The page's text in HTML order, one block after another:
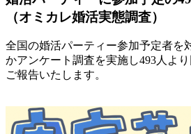
（オミカレ婚活実態調査）
全国の婚活パーティー参加予定者を
かアンケート調査を実施し493人より
ご報告いたします。